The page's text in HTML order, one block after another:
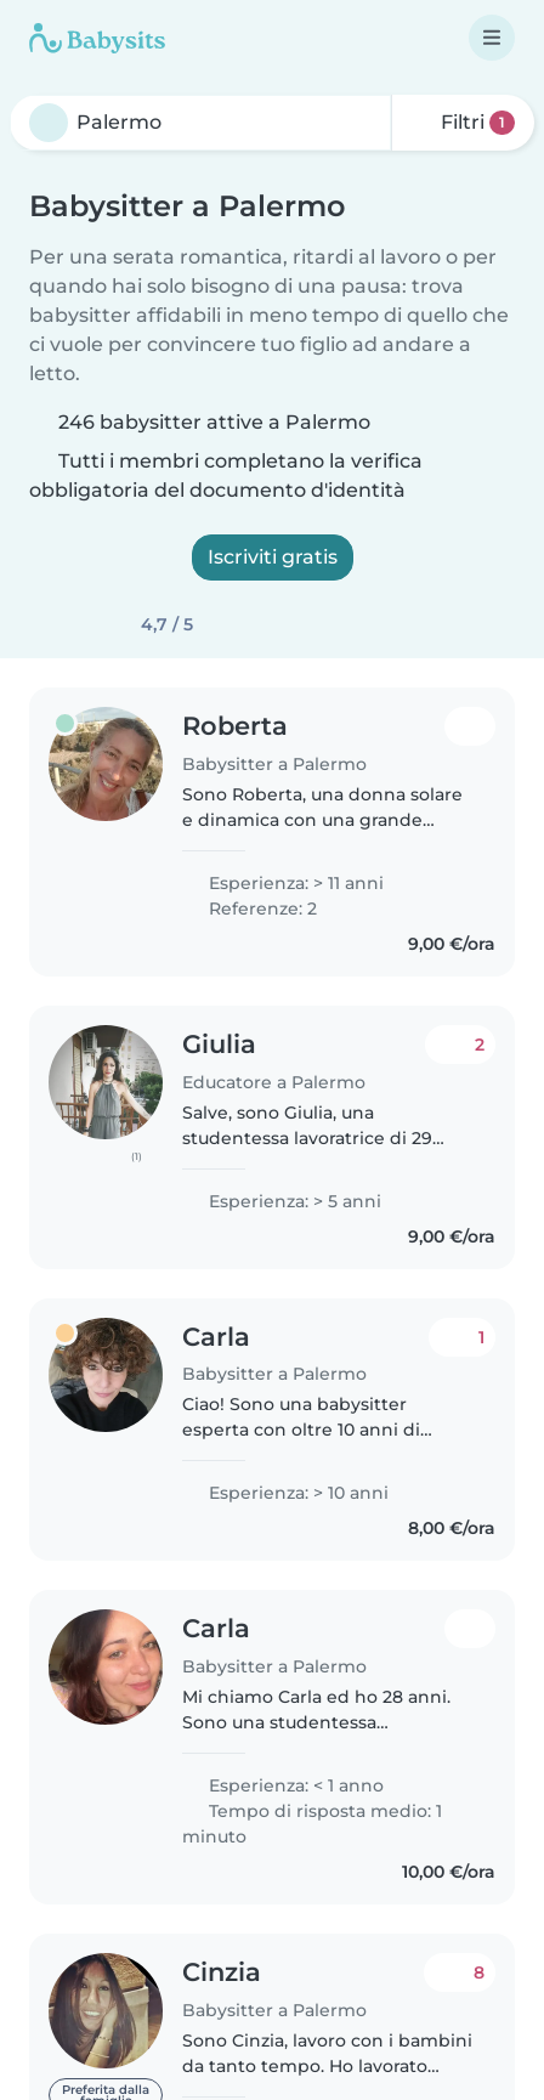
Filtri 1
Babysitter a Palermo
Per una serata romantica, ritardi al lavoro o per
quando hai solo bisogno di una pausa: trova
babysitter affidabili in meno tempo di quello che
ci vuole per convincere tuo figlio ad andare a
letto.
246 babysitter attive a Palermo
Tutti i membri completano la verifica
obbligatoria del documento d'identità
Iscriviti gratis
4,7 / 5
Roberta
Babysitter a Palermo
Sono Roberta, una donna solare
e dinamica con una grande
esperienza come babysitter e
sono pronta ad offrire un
ambiente sicuro e divertente per
Esperienza: > 11 anni
Referenze: 2
9,00 €/ora
(1)
Giulia
Educatore a Palermo
2
Salve, sono Giulia, una
studentessa lavoratrice di 29
cambiando con scienze della
Esperienza: > 5 anni
9,00 €/ora
Carla
Babysitter a Palermo
1
Ciao! Sono una babysitter
esperta con oltre 10 anni di
le età. Parlo fluentemente
italiano, francese e inglese. Ho
esperienza con bambini con
Esperienza: > 10 anni
8,00 €/ora
Carla
Babysitter a Palermo
Mi chiamo Carla ed ho 28 anni.
Sono una studentessa
medicina. Cerco lavoro come
baby sitter o aiuto compiti per
bambini di scuola elementare e
media...
Esperienza: < 1 anno
Tempo di risposta medio: 1
minuto
10,00 €/ora
Preferita dalla
Cinzia
Babysitter a Palermo
8
Sono Cinzia, lavoro con i bambini
da tanto tempo. Ho lavorato